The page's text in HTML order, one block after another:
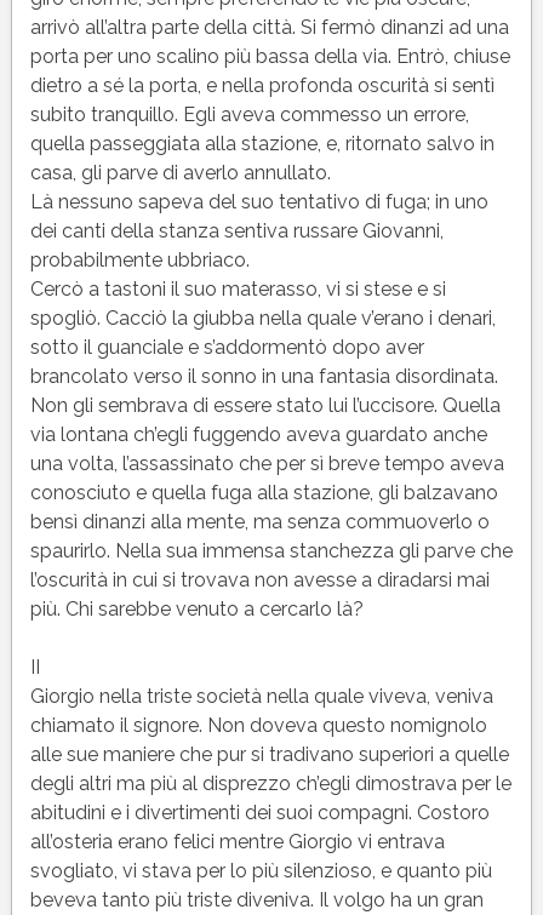
arrivò all’altra parte della città. Si fermò dinanzi ad una
porta per uno scalino più bassa della via. Entrò, chiuse
dietro a sé la porta, e nella profonda oscurità si sentì
subito tranquillo. Egli aveva commesso un errore,
quella passeggiata alla stazione, e, ritornato salvo in
casa, gli parve di averlo annullato.
Là nessuno sapeva del suo tentativo di fuga; in uno
dei canti della stanza sentiva russare Giovanni,
probabilmente ubbriaco.
Cercò a tastoni il suo materasso, vi si stese e si
spogliò. Cacciò la giubba nella quale v’erano i denari,
sotto il guanciale e s’addormentò dopo aver
brancolato verso il sonno in una fantasia disordinata.
Non gli sembrava di essere stato lui l’uccisore. Quella
via lontana ch’egli fuggendo aveva guardato anche
una volta, l’assassinato che per sì breve tempo aveva
conosciuto e quella fuga alla stazione, gli balzavano
bensì dinanzi alla mente, ma senza commuoverlo o
spaurirlo. Nella sua immensa stanchezza gli parve che
l’oscurità in cui si trovava non avesse a diradarsi mai
più. Chi sarebbe venuto a cercarlo là?
II
Giorgio nella triste società nella quale viveva, veniva
chiamato il signore. Non doveva questo nomignolo
alle sue maniere che pur si tradivano superiori a quelle
degli altri ma più al disprezzo ch’egli dimostrava per le
abitudini e i divertimenti dei suoi compagni. Costoro
all’osteria erano felici mentre Giorgio vi entrava
svogliato, vi stava per lo più silenzioso, e quanto più
beveva tanto più triste diveniva. Il volgo ha un gran